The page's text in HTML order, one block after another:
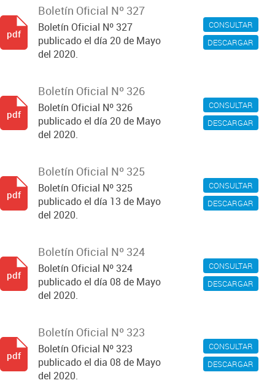
CONSULTAR
DESCARGAR
Boletín Oficial Nº 327
Boletín Oficial Nº 327
publicado el día 20 de Mayo
del 2020.
pdf
CONSULTAR
DESCARGAR
Boletín Oficial Nº 326
Boletín Oficial Nº 326
publicado el día 20 de Mayo
del 2020.
pdf
CONSULTAR
DESCARGAR
Boletín Oficial Nº 325
Boletín Oficial Nº 325
publicado el día 13 de Mayo
del 2020.
pdf
CONSULTAR
DESCARGAR
Boletín Oficial Nº 324
Boletín Oficial Nº 324
publicado el día 08 de Mayo
del 2020.
pdf
CONSULTAR
DESCARGAR
Boletín Oficial Nº 323
Boletín Oficial Nº 323
publicado el dia 08 de Mayo
del 2020.
pdf